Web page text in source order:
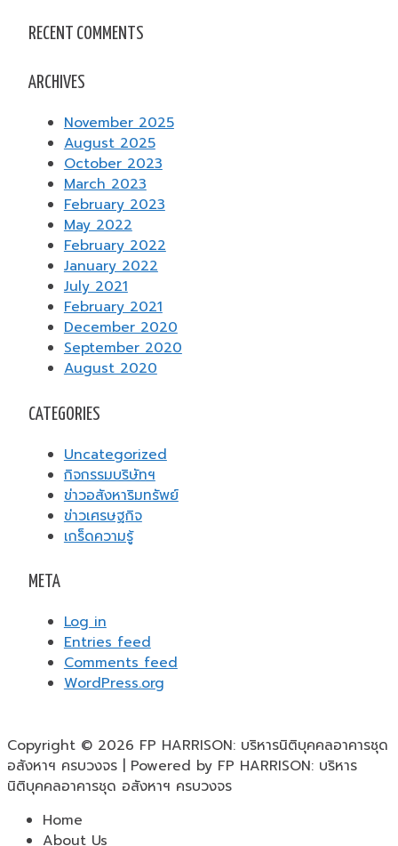
RECENT COMMENTS
ARCHIVES
November 2025
August 2025
October 2023
March 2023
February 2023
May 2022
February 2022
January 2022
July 2021
February 2021
December 2020
September 2020
August 2020
CATEGORIES
Uncategorized
กิจกรรมบริษัทฯ
ข่าวอสังหาริมทรัพย์
ข่าวเศรษฐกิจ
เกร็ดความรู้
META
Log in
Entries feed
Comments feed
WordPress.org
Copyright © 2026 FP HARRISON: บริหารนิติบุคคลอาคารชุด
อสังหาฯ ครบวงจร | Powered by FP HARRISON: บริหาร
นิติบุคคลอาคารชุด อสังหาฯ ครบวงจร
Home
About Us